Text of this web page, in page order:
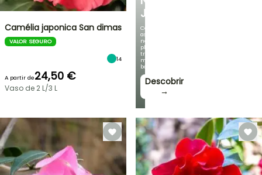
JARDIM
Com
as
nossas
plantas
trepadeiras
mais
bonitas!
Descobrir
→
Camélia japonica San dimas
VALOR SEGURO
14
A partir de24,50 €
Vaso de 2 L/3 L